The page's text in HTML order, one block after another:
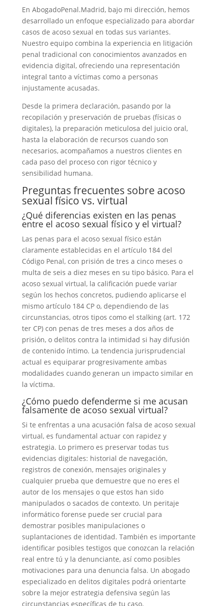
En AbogadoPenal.Madrid, bajo mi dirección, hemos
desarrollado un enfoque especializado para abordar
casos de acoso sexual en todas sus variantes.
Nuestro equipo combina la experiencia en litigación
penal tradicional con conocimientos avanzados en
evidencia digital, ofreciendo una representación
integral tanto a víctimas como a personas
injustamente acusadas.
Desde la primera declaración, pasando por la
recopilación y preservación de pruebas (físicas o
digitales), la preparación meticulosa del juicio oral,
hasta la elaboración de recursos cuando son
necesarios, acompañamos a nuestros clientes en
cada paso del proceso con rigor técnico y
sensibilidad humana.
Preguntas frecuentes sobre acoso
sexual físico vs. virtual
¿Qué diferencias existen en las penas
entre el acoso sexual físico y el virtual?
Las penas para el acoso sexual físico están
claramente establecidas en el artículo 184 del
Código Penal, con prisión de tres a cinco meses o
multa de seis a diez meses en su tipo básico. Para el
acoso sexual virtual, la calificación puede variar
según los hechos concretos, pudiendo aplicarse el
mismo artículo 184 CP o, dependiendo de las
circunstancias, otros tipos como el stalking (art. 172
ter CP) con penas de tres meses a dos años de
prisión, o delitos contra la intimidad si hay difusión
de contenido íntimo. La tendencia jurisprudencial
actual es equiparar progresivamente ambas
modalidades cuando generan un impacto similar en
la víctima.
¿Cómo puedo defenderme si me acusan
falsamente de acoso sexual virtual?
Si te enfrentas a una acusación falsa de acoso sexual
virtual, es fundamental actuar con rapidez y
estrategia. Lo primero es preservar todas tus
evidencias digitales: historial de navegación,
registros de conexión, mensajes originales y
cualquier prueba que demuestre que no eres el
autor de los mensajes o que estos han sido
manipulados o sacados de contexto. Un peritaje
informático forense puede ser crucial para
demostrar posibles manipulaciones o
suplantaciones de identidad. También es importante
identificar posibles testigos que conozcan la relación
real entre tú y la denunciante, así como posibles
motivaciones para una denuncia falsa. Un abogado
especializado en delitos digitales podrá orientarte
sobre la mejor estrategia defensiva según las
circunstancias específicas de tu caso.